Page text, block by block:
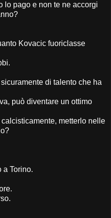
lo pago e non te ne accorgi
Kovacic fuoriclasse
di talento che ha
può diventare un ottimo
metterlo nelle
a Torino.